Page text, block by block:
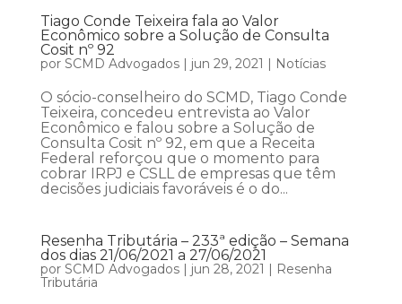
Tiago Conde Teixeira fala ao Valor
Econômico sobre a Solução de Consulta
Cosit nº 92
por SCMD Advogados| jun 29, 2021 | Notícias
O sócio-conselheiro do SCMD, Tiago Conde
Teixeira, concedeu entrevista ao Valor
Econômico e falou sobre a Solução de
Consulta Cosit nº 92, em que a Receita
Federal reforçou que o momento para
cobrar IRPJ e CSLL de empresas que têm
decisões judiciais favoráveis é o do...
Resenha Tributária – 233ª edição – Semana
dos dias 21/06/2021 a 27/06/2021
por SCMD Advogados| jun 28, 2021 | Resenha
Tributária